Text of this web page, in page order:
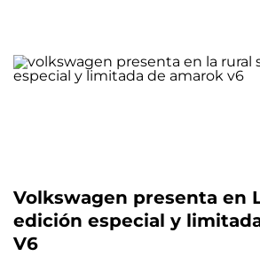
Volkswagen presenta en
edición especial y
V6